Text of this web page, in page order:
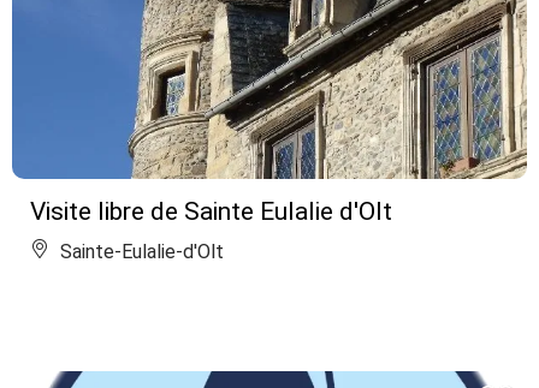
Visite libre de Sainte Eulalie d'Olt
Sainte-Eulalie-d'Olt